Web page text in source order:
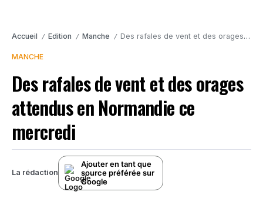
Accueil / Edition / Manche / Des rafales de vent et des orages attendus en Normandie ce mercredi
MANCHE
Des rafales de vent et des orages
attendus en Normandie ce
mercredi
La rédaction
Ajouter en tant que
source préférée sur
Google